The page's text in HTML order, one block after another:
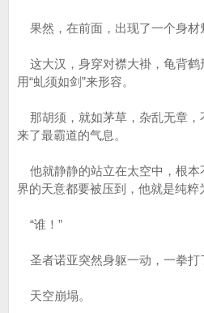
果然，在前面，出现了一个身材
这大汉，身穿对襟大褂，龟背鹤
用“虬须如剑”来形容。
那胡须，就如茅草，杂乱无章，
来了最霸道的气息。
他就静静的站立在太空中，根本
界的天意都要被压到，他就是纯粹
“谁！”
圣者诺亚突然身躯一动，一拳打
天空崩塌。